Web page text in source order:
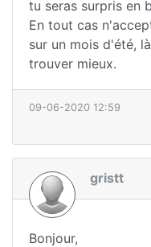
tu seras surpris en
En tout cas
sur un mois d'été,
trouver mieux.
09-06-2020 12:59
gristt
Bonjour,